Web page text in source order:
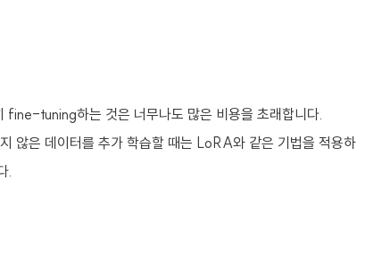
tuning하는 것은 너무나도 많은 비용을 초래합니다.
않은 데이터를 추가 학습할 때는 LoRA와 같은 기법을 적용하
.